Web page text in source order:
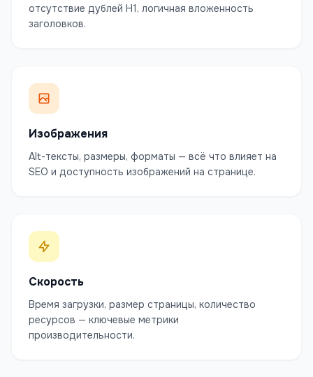
отсутствие дублей H1, логичная вложенность
заголовков.
Изображения
Alt-тексты, размеры, форматы — всё что влияет на
SEO и доступность изображений на странице.
Скорость
Время загрузки, размер страницы, количество
ресурсов — ключевые метрики
производительности.